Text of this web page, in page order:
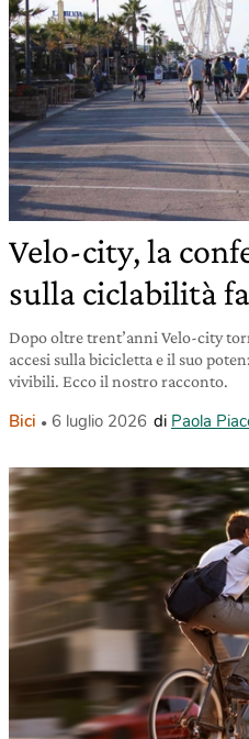
Velo-city, la
sulla ciclabilità
Dopo oltre trent’anni Velo-city
accesi sulla bicicletta e il suo
vivibili. Ecco il nostro racconto.
Bici 6 luglio 2026 di Paola